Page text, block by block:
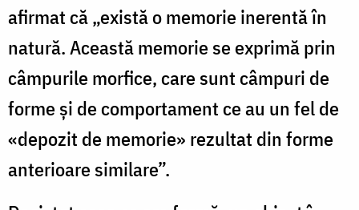
afirmat că „există o memorie inerentă în
natură. Această memorie se exprimă prin
câmpurile morfice, care sunt câmpuri de
forme şi de comportament ce au un fel de
«depozit de memorie» rezultat din forme
anterioare similare”.